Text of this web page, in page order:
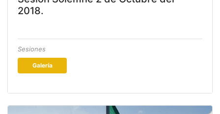
2018.
Sesiones
Galería